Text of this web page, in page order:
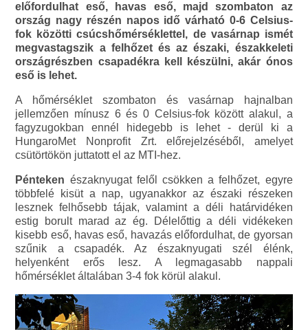
előfordulhat eső, havas eső, majd szombaton az
ország nagy részén napos idő várható 0-6 Celsius-
fok közötti csúcshőmérséklettel, de vasárnap ismét
megvastagszik a felhőzet és az északi, északkeleti
országrészben csapadékra kell készülni, akár ónos
eső is lehet.
A hőmérséklet szombaton és vasárnap hajnalban
jellemzően mínusz 6 és 0 Celsius-fok között alakul, a
fagyzugokban ennél hidegebb is lehet - derül ki a
HungaroMet Nonprofit Zrt. előrejelzéséből, amelyet
csütörtökön juttatott el az MTI-hez.
Pénteken északnyugat felől csökken a felhőzet, egyre
többfelé kisüt a nap, ugyanakkor az északi részeken
lesznek felhősebb tájak, valamint a déli határvidéken
estig borult marad az ég. Délelőttig a déli vidékeken
kisebb eső, havas eső, havazás előfordulhat, de gyorsan
szűnik a csapadék. Az északnyugati szél élénk,
helyenként erős lesz. A legmagasabb nappali
hőmérséklet általában 3-4 fok körül alakul.